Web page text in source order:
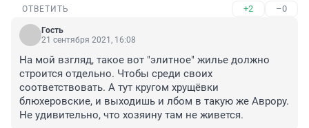
ОТВЕТИТЬ +2 –0
Гость
21 сентября 2021, 16:08
На мой взгляд, такое вот "элитное" жилье должно
строится отдельно. Чтобы среди своих
соответствовать. А тут кругом хрущёвки
блюхеровские, и выходишь и лбом в такую же Аврору.
Не удивительно, что хозяину там не живется.